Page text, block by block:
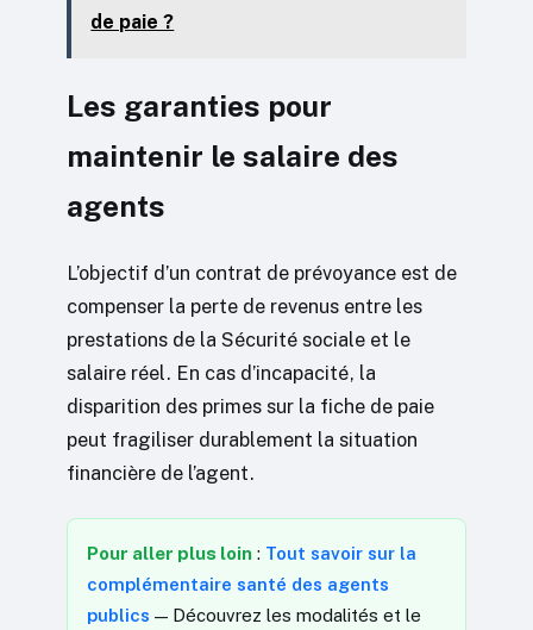
de paie ?
Les garanties pour
maintenir le salaire des
agents
L’objectif d’un contrat de prévoyance est de
compenser la perte de revenus entre les
prestations de la Sécurité sociale et le
salaire réel. En cas d’incapacité, la
disparition des primes sur la fiche de paie
peut fragiliser durablement la situation
financière de l’agent.
Pour aller plus loin : Tout savoir sur la
complémentaire santé des agents
publics — Découvrez les modalités et le